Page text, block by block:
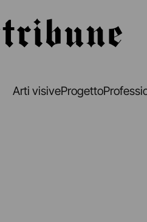
Arti visiveProgetto